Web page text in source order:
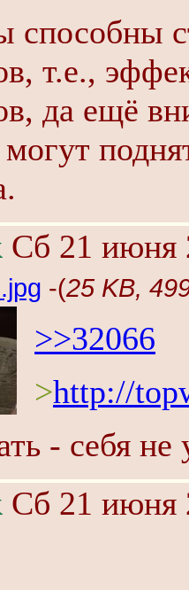
т.е.,
да ещё
Сб 21 июня
-(25 KB,
>>32066
>http://
- себя не
Сб 21 июня